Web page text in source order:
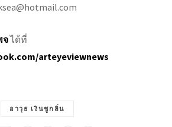
จได้ที่
arteyeviewnews
อาวุธ เงินชูกลิ่น